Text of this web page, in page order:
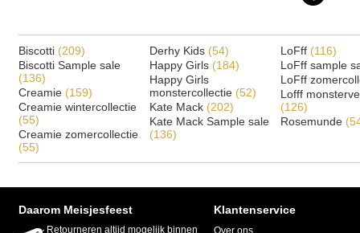
Biscotti (209)
Biscotti Sample sale
(136)
Creamie (159)
Creamie wintercollectie
(55)
Creamie zomercollectie
(55)
Derhy Kids (54)
Happy Girls (184)
Happy Girls
monstercollectie (52)
Kate Mack (202)
Kate Mack Sample sale
(136)
LoFff (116)
LoFff sample
LoFff
Lofff
(126)
Rosemunde
Daarom Meisjesfeest
Retourneren altijd mogelijk binnen
Klantenservice
Over ons